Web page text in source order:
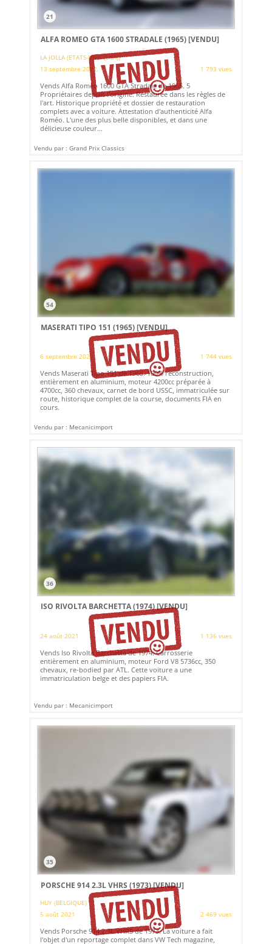
21
ALFA ROMEO GTA 1600 STRADALE (1965)[VENDU]
LA JOLLA (ETATS-UNIS (USA))
13 septembre 2021
1 793 vues
Vends Alfa Roméo 1600 GTA Stradale de 1965. 5
Propriétaires depuis l'origine. Restaurée dans les règles de
l'art. Historique propriété et dossier de restauration
complets avec a voiture. Attestation d'authenticité Alfa
Roméo. L'une des plus belle disponibles, et dans une
délicieuse couleur...
Vendu par : Grand Prix Classics
54
MASERATI TIPO 151 (1965)[VENDU]
6 septembre 2021 1 744 vues
Vends Maserati Tipo 151 de 1965. 100% reconstruction,
entièrement en aluminium, moteur 4200cc préparée à
4700cc, 360 chevaux, carnet de bord USSC, immatriculée sur
route, historique complet de la course, documents FIA en
cours.
Vendu par : Mecanicimport
36
ISO RIVOLTA BARCHETTA (1974)[VENDU]
24 août 2021 1 136 vues
Vends Iso Rivolta Barchetta de 1974. Carrosserie
entièrement en aluminium, moteur Ford V8 5736cc, 350
chevaux, re-bodied par ATL. Cette voiture a une
immatriculation belge et des papiers FIA.
Vendu par : Mecanicimport
35
PORSCHE 914 2.3L VHRS (1973)[VENDU]
HUY (BELGIQUE)
5 août 2021
2 469 vues
Vends Porsche 914 2.3L VHRS de 1973. La voiture a fait
l'objet d'un reportage complet dans VW Tech magazine,